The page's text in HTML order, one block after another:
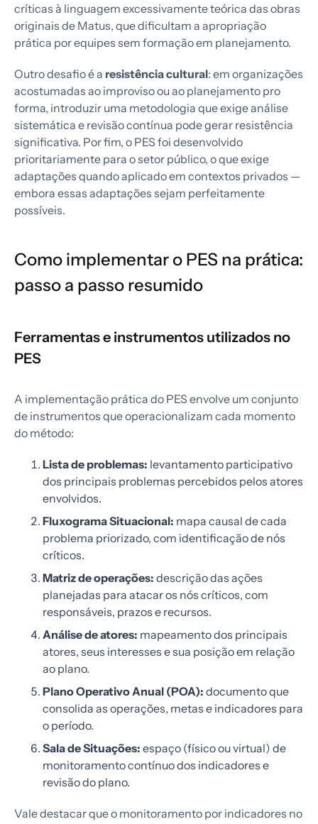
críticas à linguagem excessivamente teórica das obras
originais de Matus, que dificultam a apropriação
prática por equipes sem formação em planejamento.
Outro desafio é a resistência cultural: em organizações
acostumadas ao improviso ou ao planejamento pro
forma, introduzir uma metodologia que exige análise
sistemática e revisão contínua pode gerar resistência
significativa. Por fim, o PES foi desenvolvido
prioritariamente para o setor público, o que exige
adaptações quando aplicado em contextos privados —
embora essas adaptações sejam perfeitamente
possíveis.
Como implementar o PES na prática:
passo a passo resumido
Ferramentas e instrumentos utilizados no
PES
A implementação prática do PES envolve um conjunto
de instrumentos que operacionalizam cada momento
do método:
Lista de problemas: levantamento participativo
dos principais problemas percebidos pelos atores
envolvidos.
Fluxograma Situacional: mapa causal de cada
problema priorizado, com identificação de nós
críticos.
Matriz de operações: descrição das ações
planejadas para atacar os nós críticos, com
responsáveis, prazos e recursos.
Análise de atores: mapeamento dos principais
atores, seus interesses e sua posição em relação
ao plano.
Plano Operativo Anual (POA): documento que
consolida as operações, metas e indicadores para
o período.
Sala de Situações: espaço (físico ou virtual) de
monitoramento contínuo dos indicadores e
revisão do plano.
Vale destacar que o monitoramento por indicadores no